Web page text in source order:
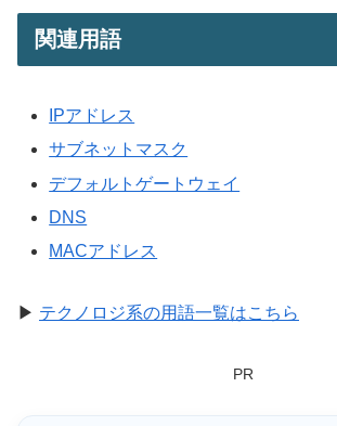
関連用語
IPアドレス
サブネットマスク
デフォルトゲートウェイ
DNS
MACアドレス
▶ テクノロジ系の用語一覧はこちら
PR